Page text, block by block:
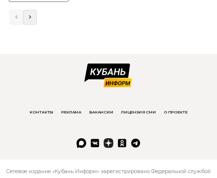
КОНТАКТЫ РЕКЛАМА ВАКАНСИИ ЛИЦЕНЗИЯ СМИ О ПРОЕКТЕ
Сетевое издание «Кубань Информ» зарегистрировано Федеральной службой